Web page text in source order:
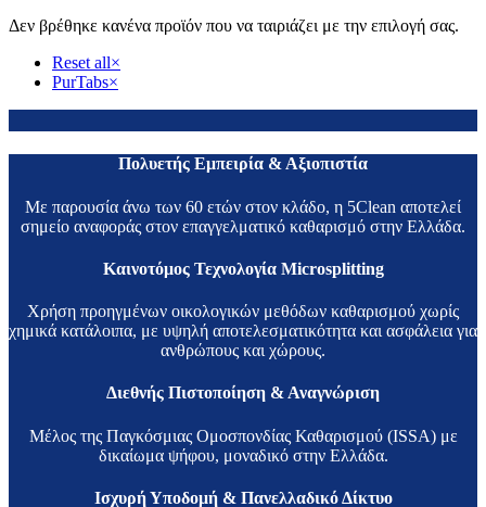
Δεν βρέθηκε κανένα προϊόν που να ταιριάζει με την επιλογή σας.
Reset all×
PurTabs×
Πολυετής Εμπειρία & Αξιοπιστία
Με παρουσία άνω των 60 ετών στον κλάδο, η 5Clean αποτελεί
σημείο αναφοράς στον επαγγελματικό καθαρισμό στην Ελλάδα.
Καινοτόμος Τεχνολογία Microsplitting
Χρήση προηγμένων οικολογικών μεθόδων καθαρισμού χωρίς
χημικά κατάλοιπα, με υψηλή αποτελεσματικότητα και ασφάλεια για
ανθρώπους και χώρους.
Διεθνής Πιστοποίηση & Αναγνώριση
Μέλος της Παγκόσμιας Ομοσπονδίας Καθαρισμού (ISSA) με
δικαίωμα ψήφου, μοναδικό στην Ελλάδα.
Ισχυρή Υποδομή & Πανελλαδικό Δίκτυο